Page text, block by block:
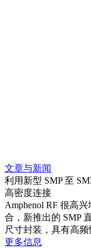
文章与新闻
利用新型 SMP 至
高密度连接
Amphenol RF 很高
合，新推出的 SMP
尺寸封装，具有高频
更多信息